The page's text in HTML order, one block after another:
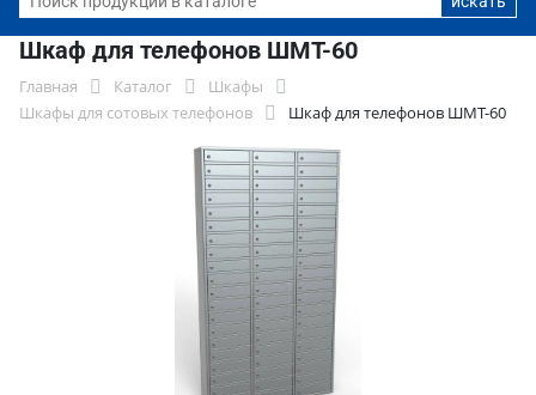
Шкаф для телефонов ШМТ-60
Главная Каталог
Шкафы
Шкафы для сотовых телефонов
Шкаф для телефонов ШМТ-60